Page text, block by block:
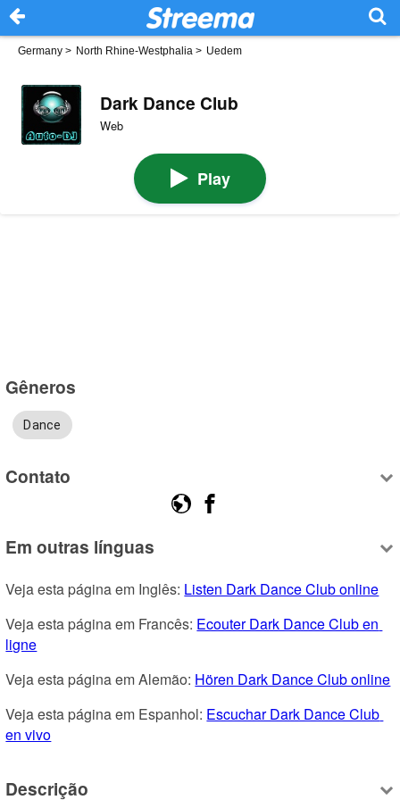
Germany > North Rhine-Westphalia > Uedem
Dark Dance Club
Web
Play
Gêneros
Dance
Contato
Em outras línguas
Veja esta página em Inglês: Listen Dark Dance Club online
Veja esta página em Francês: Ecouter Dark Dance Club en
ligne
Veja esta página em Alemão: Hören Dark Dance Club online
Veja esta página em Espanhol: Escuchar Dark Dance Club
en vivo
Descrição